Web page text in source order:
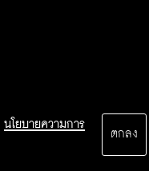
นโยบายความการ
ตกลง